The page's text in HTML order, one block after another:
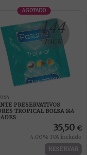
AGOTADO
PRESERVATIVOS
TROPICAL BOLSA 144
35,50 €
4.00% IVA incluido
RESERVAR